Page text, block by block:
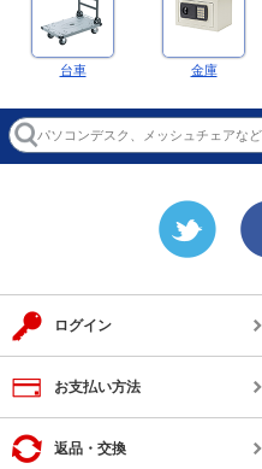
台車 金庫
ログイン
お支払い方法
返品・交換